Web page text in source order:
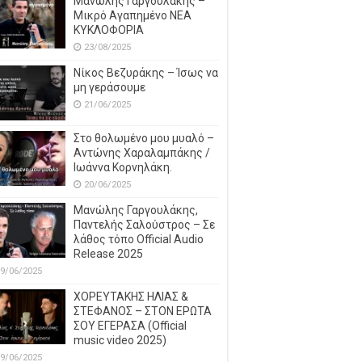
Μικρό Αγαπημένο NEΑ
ΚΥΚΛΟΦΟΡΙΑ
23/08/2025
Νίκος Βεζυράκης – Ίσως να
μη γεράσουμε
21/06/2025
Στο θολωμένο μου μυαλό –
Αντώνης Χαραλαμπάκης /
Ιωάννα Κορνηλάκη.
20/06/2025
Μανώλης Γαργουλάκης,
Παντελής Σαλούστρος – Σε
λάθος τόπο Official Audio
Release 2025
06/2025
ΧΟΡΕΥΤΑΚΗΣ ΗΛΙΑΣ &
ΣΤΕΦΑΝΟΣ – ΣΤΟΝ ΕΡΩΤΑ
ΣΟΥ ΕΓΕΡΑΣΑ (Official
music video 2025)
06/2025